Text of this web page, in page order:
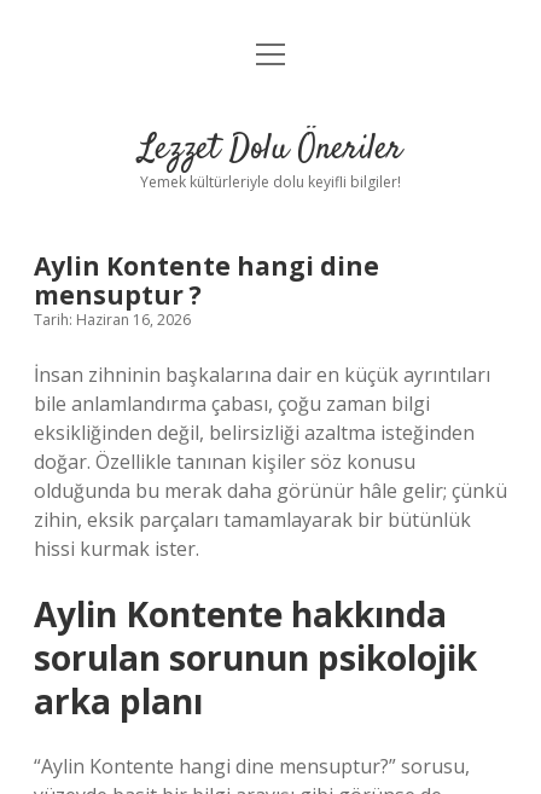
Anasayfa
Yasal Uyarı
menüyü
Lezzet Dolu Öneriler
Yemek kültürleriyle dolu keyifli bilgiler!
Aylin Kontente hangi dine
mensuptur ?
Tarih: Haziran 16, 2026
İnsan zihninin başkalarına dair en küçük ayrıntıları
bile anlamlandırma çabası, çoğu zaman bilgi
eksikliğinden değil, belirsizliği azaltma isteğinden
doğar. Özellikle tanınan kişiler söz konusu
olduğunda bu merak daha görünür hâle gelir; çünkü
zihin, eksik parçaları tamamlayarak bir bütünlük
hissi kurmak ister.
Aylin Kontente hakkında
sorulan sorunun psikolojik
arka planı
“Aylin Kontente hangi dine mensuptur?” sorusu,